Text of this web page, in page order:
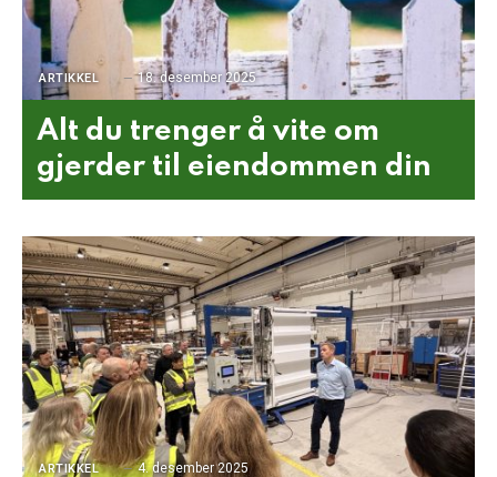
ARTIKKEL 18. desember 2025
Alt du trenger å vite om
gjerder til eiendommen din
ARTIKKEL 4. desember 2025